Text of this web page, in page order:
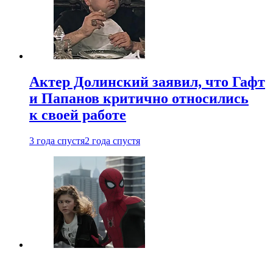
Актер Долинский заявил, что Гафт
и Папанов критично относились
к своей работе
3 года спустя2 года спустя